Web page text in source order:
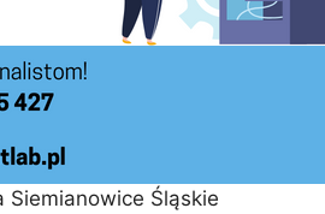
Siemianowice Śląskie